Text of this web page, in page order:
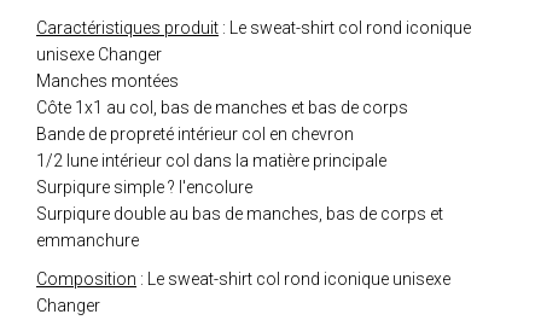
Caractéristiques produit : Le sweat-shirt col rond iconique
unisexe Changer
Manches montées
Côte 1x1 au col, bas de manches et bas de corps
Bande de propreté intérieur col en chevron
1/2 lune intérieur col dans la matière principale
Surpiqure simple ? l'encolure
Surpiqure double au bas de manches, bas de corps et
emmanchure
Composition : Le sweat-shirt col rond iconique unisexe
Changer